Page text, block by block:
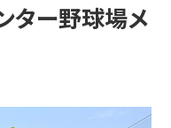
ター野球場メ